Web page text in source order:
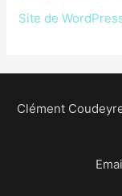
Site de
Clément